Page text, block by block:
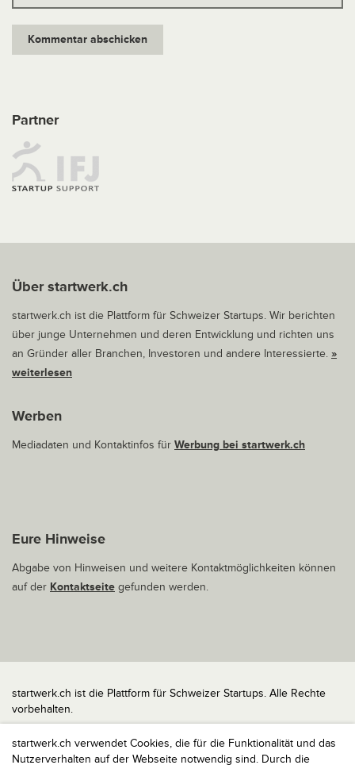
startwerk.ch verwendet Cookies, die für die Funktionalität und das
Nutzerverhalten auf der Webseite notwendig sind. Durch die
Partner
Über startwerk.ch
startwerk.ch ist die Plattform für Schweizer Startups. Wir berichten
über junge Unternehmen und deren Entwicklung und richten uns
an Gründer aller Branchen, Investoren und andere Interessierte. »
weiterlesen
Werben
Mediadaten und Kontaktinfos für Werbung bei startwerk.ch
Eure Hinweise
Abgabe von Hinweisen und weitere Kontaktmöglichkeiten können
auf der Kontaktseite gefunden werden.
startwerk.ch ist die Plattform für Schweizer Startups. Alle Rechte
vorbehalten.
Impressum
Kontakt